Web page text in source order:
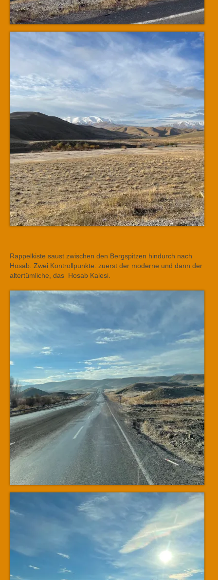
Rappelkiste saust zwischen den Bergspitzen hindurch nach
Hosab. Zwei Kontrollpunkte: zuerst der moderne und dann der
altertümliche, das Hosab Kalesi.